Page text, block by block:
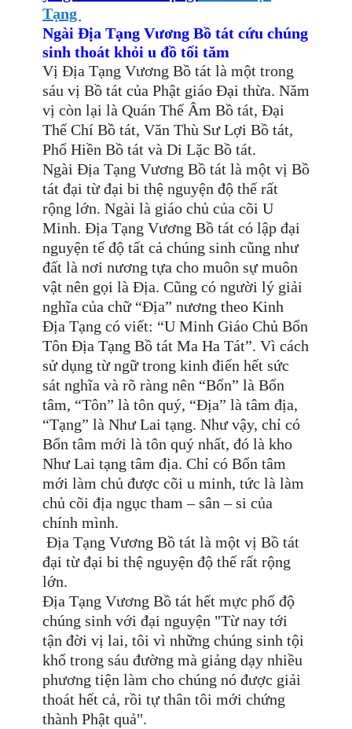
Tạng
Ngài Địa Tạng Vương Bồ tát cứu chúng
sinh thoát khỏi u đồ tối tăm
Vị Địa Tạng Vương Bồ tát là một trong
sáu vị Bồ tát của Phật giáo Đại thừa. Năm
vị còn lại là Quán Thế Âm Bồ tát, Đại
Thế Chí Bồ tát, Văn Thù Sư Lợi Bồ tát,
Phổ Hiền Bồ tát và Di Lặc Bồ tát.
Ngài Địa Tạng Vương Bồ tát là một vị Bồ
tát đại từ đại bi thệ nguyện độ thế rất
rộng lớn. Ngài là giáo chủ của cõi U
Minh. Địa Tạng Vương Bồ tát có lập đại
nguyện tế độ tất cả chúng sinh cũng như
đất là nơi nương tựa cho muôn sự muôn
vật nên gọi là Địa. Cũng có người lý giải
nghĩa của chữ “Địa” nương theo Kinh
Địa Tạng có viết: “U Minh Giáo Chủ Bổn
Tôn Địa Tạng Bồ tát Ma Ha Tát”. Vì cách
sử dụng từ ngữ trong kinh điển hết sức
sát nghĩa và rõ ràng nên “Bổn” là Bổn
tâm, “Tôn” là tôn quý, “Địa” là tâm địa,
“Tạng” là Như Lai tạng. Như vậy, chỉ có
Bổn tâm mới là tôn quý nhất, đó là kho
Như Lai tạng tâm địa. Chỉ có Bổn tâm
mới làm chủ được cõi u minh, tức là làm
chủ cõi địa ngục tham – sân – si của
chính mình.
Địa Tạng Vương Bồ tát là một vị Bồ tát
đại từ đại bi thệ nguyện độ thế rất rộng
lớn.
Địa Tạng Vương Bồ tát hết mực phổ độ
chúng sinh với đại nguyện "Từ nay tới
tận đời vị lai, tôi vì những chúng sinh tội
khổ trong sáu đường mà giảng dạy nhiều
phương tiện làm cho chúng nó được giải
thoát hết cả, rồi tự thân tôi mới chứng
thành Phật quả".